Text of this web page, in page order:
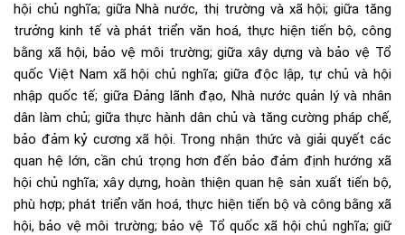
hội chủ nghĩa; giữa Nhà nước, thị trường và xã hội; giữa tăng
trưởng kinh tế và phát triển văn hoá, thực hiện tiến bộ, công
bằng xã hội, bảo vệ môi trường; giữa xây dựng và bảo vệ Tổ
quốc Việt Nam xã hội chủ nghĩa; giữa độc lập, tự chủ và hội
nhập quốc tế; giữa Đảng lãnh đạo, Nhà nước quản lý và nhân
dân làm chủ; giữa thực hành dân chủ và tăng cường pháp chế,
bảo đảm kỷ cương xã hội. Trong nhận thức và giải quyết các
quan hệ lớn, cần chú trọng hơn đến bảo đảm định hướng xã
hội chủ nghĩa; xây dựng, hoàn thiện quan hệ sản xuất tiến bộ,
phù hợp; phát triển văn hoá, thực hiện tiến bộ và công bằng xã
hội, bảo vệ môi trường; bảo vệ Tổ quốc xã hội chủ nghĩa; giữ